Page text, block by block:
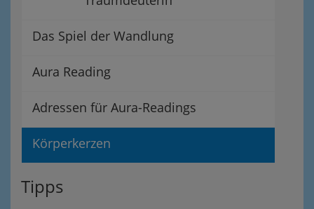
Das Spiel der Wandlung
Aura Reading
Adressen für Aura-Readings
Körperkerzen
Tipps